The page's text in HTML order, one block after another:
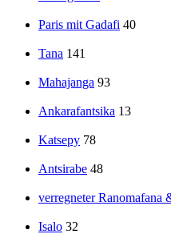
Paris mit Gadafi 40
Tana 141
Mahajanga 93
Ankarafantsika 13
Katsepy 78
Antsirabe 48
verregneter Ranomafana
Isalo 32